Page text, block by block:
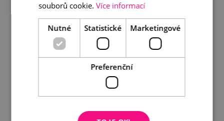
souborů cookie. Více informací
Nutné Statistické Marketingové
Preferenční